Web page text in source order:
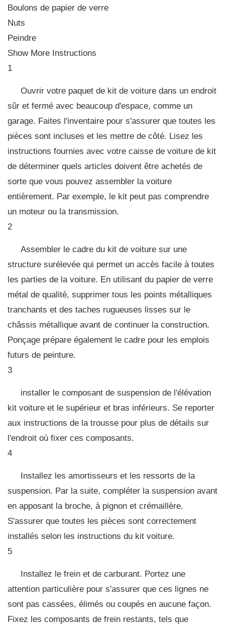
Boulons de papier de verre
Nuts
Peindre
Show More Instructions
1
Ouvrir votre paquet de kit de voiture dans un endroit
sûr et fermé avec beaucoup d'espace, comme un
garage. Faites l'inventaire pour s'assurer que toutes les
pièces sont incluses et les mettre de côté. Lisez les
instructions fournies avec votre caisse de voiture de kit
de déterminer quels articles doivent être achetés de
sorte que vous pouvez assembler la voiture
entièrement. Par exemple, le kit peut pas comprendre
un moteur ou la transmission.
2
Assembler le cadre du kit de voiture sur une
structure surélevée qui permet un accès facile à toutes
les parties de la voiture. En utilisant du papier de verre
métal de qualité, supprimer tous les points métalliques
tranchants et des taches rugueuses lisses sur le
châssis métallique avant de continuer la construction.
Ponçage prépare également le cadre pour les emplois
futurs de peinture.
3
installer le composant de suspension de l'élévation
kit voiture et le supérieur et bras inférieurs. Se reporter
aux instructions de la trousse pour plus de détails sur
l'endroit où fixer ces composants.
4
Installez les amortisseurs et les ressorts de la
suspension. Par la suite, compléter la suspension avant
en apposant la broche, à pignon et crémaillère.
S'assurer que toutes les pièces sont correctement
installés selon les instructions du kit voiture.
5
Installez le frein et de carburant. Portez une
attention particulière pour s'assurer que ces lignes ne
sont pas cassées, élimés ou coupés en aucune façon.
Fixez les composants de frein restants, tels que